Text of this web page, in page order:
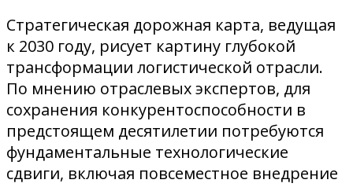
Стратегическая дорожная карта, ведущая
к 2030 году, рисует картину глубокой
трансформации логистической отрасли.
По мнению отраслевых экспертов, для
сохранения конкурентоспособности в
предстоящем десятилетии потребуются
фундаментальные технологические
сдвиги, включая повсеместное внедрение